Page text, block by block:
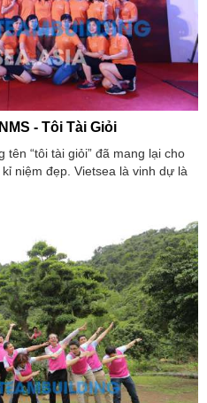
- Tôi Tài Giỏi
“tôi tài giỏi” đã mang lại cho
niệm đẹp. Vietsea là vinh dự là